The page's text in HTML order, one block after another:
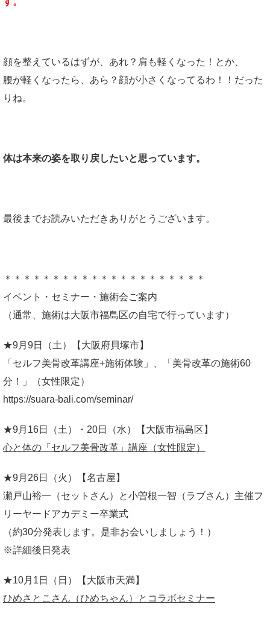
顔を整えているはずが、あれ？肩も軽くなった！とか、
腰が軽くなったら、あら？顔が小さくなってるわ！！だった
りね。
体は本来の姿を取り戻したいと思っています。
最後までお読みいただきありがとうございます。
＊＊＊＊＊＊＊＊＊＊＊＊＊＊＊＊＊＊＊＊＊
イベント・セミナー・施術会ご案内
（通常、施術は大阪市福島区の自宅で行っています）
★9月9日（土）【大阪府貝塚市】
「セルフ美骨改革講座+施術体験」、「美骨改革の施術60
分！」（女性限定）
https://suara-bali.com/seminar/
★9月16日（土）・20日（水）【大阪市福島区】
心と体の「セルフ美骨改革」講座（女性限定）
★9月26日（火）【名古屋】
瀬戸山裕一（セットさん）と小曽根一智（ラブさん）主催フ
リーヤードアカデミー卒業式
（約30分発表します。是非お会いしましょう！）
※詳細後日発表
★10月1日（日）【大阪市天満】
ひめさとこさん（ひめちゃん）とコラボセミナー